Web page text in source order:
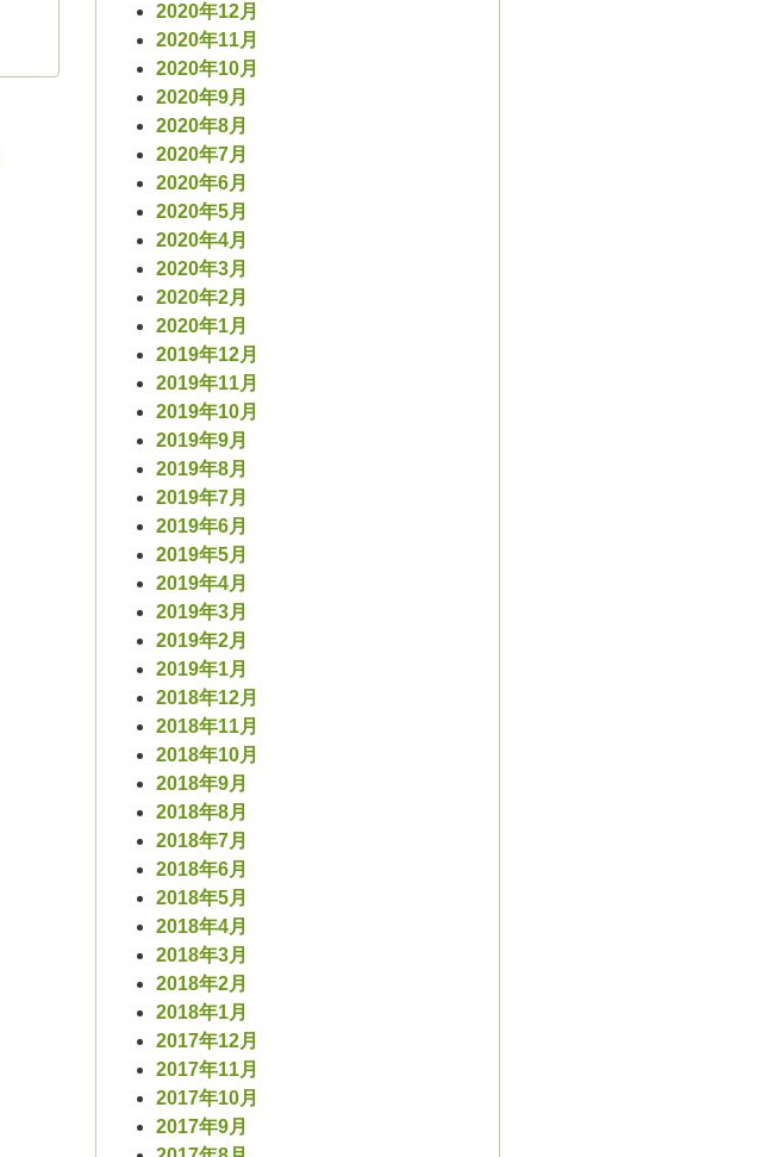
2020年12月
2020年11月
2020年10月
2020年9月
2020年8月
2020年7月
2020年6月
2020年5月
2020年4月
2020年3月
2020年2月
2020年1月
2019年12月
2019年11月
2019年10月
2019年9月
2019年8月
2019年7月
2019年6月
2019年5月
2019年4月
2019年3月
2019年2月
2019年1月
2018年12月
2018年11月
2018年10月
2018年9月
2018年8月
2018年7月
2018年6月
2018年5月
2018年4月
2018年3月
2018年2月
2018年1月
2017年12月
2017年11月
2017年10月
2017年9月